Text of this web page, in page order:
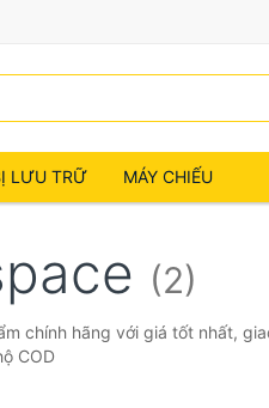
LƯU TRỮ MÁY CHIẾU
(2)
chính hãng với giá tốt nhất,
COD